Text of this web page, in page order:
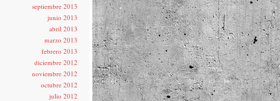
septiembre 2013
junio 2013
abril 2013
marzo 2013
febrero 2013
diciembre 2012
noviembre 2012
octubre 2012
julio 2012